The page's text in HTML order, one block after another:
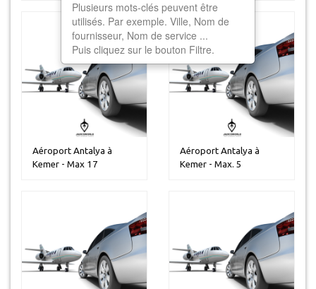
Plusieurs mots-clés peuvent être
utilisés. Par exemple. Ville, Nom de
fournisseur, Nom de service ...
Puis cliquez sur le bouton Filtre.
Aéroport Antalya à
Kemer - Max 17
Aéroport Antalya à
Kemer - Max. 5